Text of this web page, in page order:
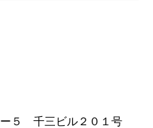
５ 千三ビル２０１号